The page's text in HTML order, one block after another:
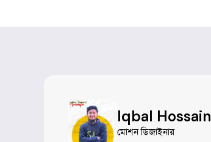
Iqbal Hossain
মোশন ডিজাইনার